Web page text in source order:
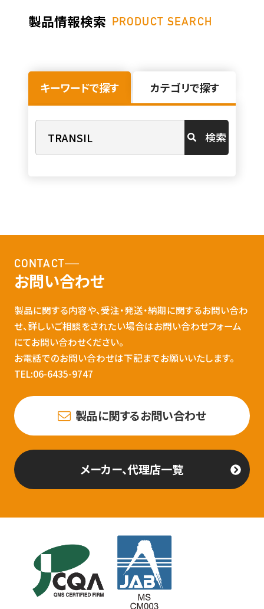
製品情報検索 PRODUCT SEARCH
キーワードで探す カテゴリで探す
検索
CONTACT
お問い合わせ
製品に関する内容や、受注・発送・納期に関するお問い合わ
せ、詳しいご相談をされたい場合はお問い合わせフォーム
にてお問い合わせください。
お電話でのお問い合わせは下記までお願いいたします。
TEL:06-6435-9747
製品に関するお問い合わせ
メーカー、代理店一覧